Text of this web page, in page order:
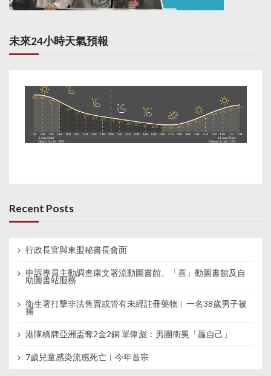
未來24小時天氣預報
Recent Posts
行政長官與東盟秘書長會面
申訴專員主動調查康文署流動圖書館、「喜」動圖書館及自
助圖書站服務
衞生署打擊非法售賣或管有未經註冊藥物︱一名38歲男子被
捕
港隊橋牌亞洲盃奪2金2銅 單偉彪：男團衛冕「贏自己」
7歲兒童感染流感死亡︱今年首宗